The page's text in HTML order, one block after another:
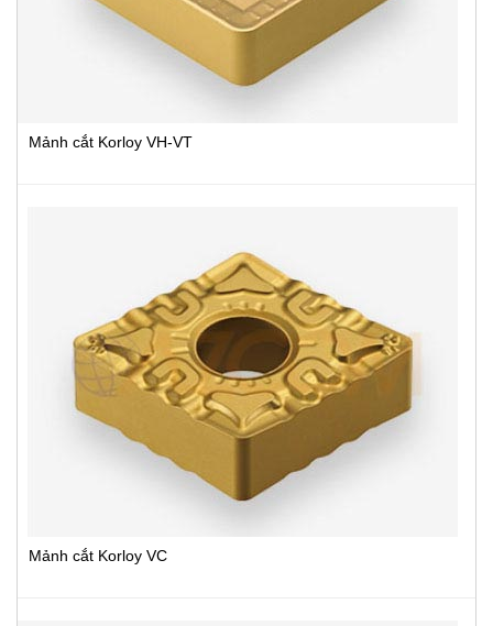
Mảnh cắt Korloy VH-VT
Mảnh cắt Korloy VC